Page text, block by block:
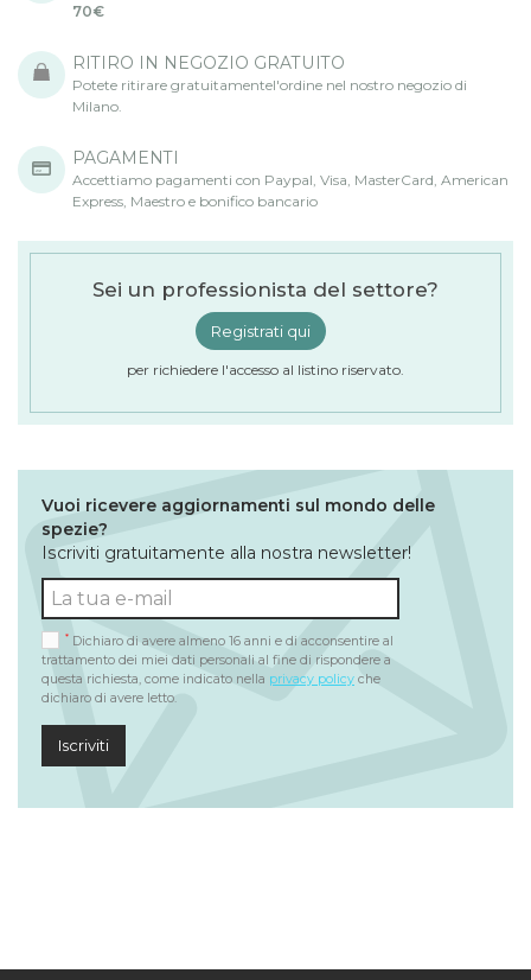
70€
RITIRO IN NEGOZIO GRATUITO
Potete ritirare gratuitamentel'ordine nel nostro negozio di
Milano.
PAGAMENTI
Accettiamo pagamenti con Paypal, Visa, MasterCard, American
Express, Maestro e bonifico bancario
Sei un professionista del settore?
Registrati qui
per richiedere l'accesso al listino riservato.
Vuoi ricevere aggiornamenti sul mondo delle
spezie?
Iscriviti gratuitamente alla nostra newsletter!
* Dichiaro di avere almeno 16 anni e di acconsentire al
trattamento dei miei dati personali al fine di rispondere a
questa richiesta, come indicato nella privacy policy che
dichiaro di avere letto.
Iscriviti